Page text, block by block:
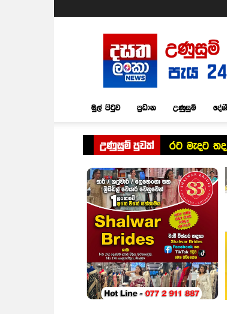
Dasatha
Lanka
News
මුල් පිටුව ප්‍රධාන උණුසුම්
උණුසුම් පුවත් රට මැදට